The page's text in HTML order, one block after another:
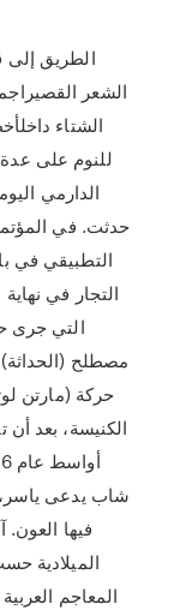
الطريق إلى
الشعر
الشتاء
للنوم على
الدارمي
حدثت. في
التجار في
التي جرى
مصطلح
حركة (مارتن
الكنيسة، بعد
الميلادية
المعاجم